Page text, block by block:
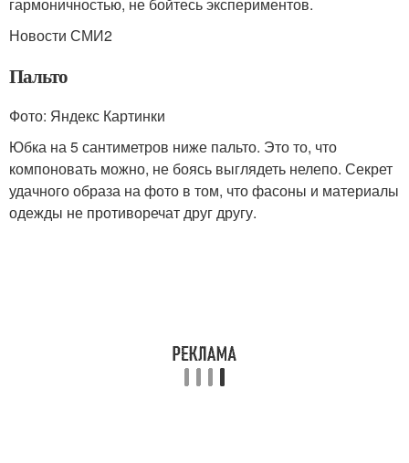
Новости СМИ2
Пальто
Фото: Яндекс Картинки
Юбка на 5 сантиметров ниже пальто. Это то, что
компоновать можно, не боясь выглядеть нелепо. Секрет
удачного образа на фото в том, что фасоны и материалы
одежды не противоречат друг другу.